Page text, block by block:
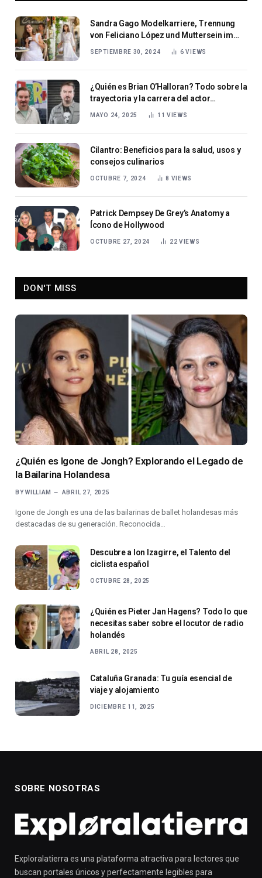
Sandra Gago Modelkarriere, Trennung
von Feliciano López und Muttersein im
SEPTIEMBRE 30, 2024 6VIEWS
¿Quién es Brian O’Halloran? Todo sobre la
trayectoria y la carrera del actor
estadounidense
MAYO 24, 2025 11 VIEWS
Cilantro: Beneficios para la salud, usos y
consejos culinarios
OCTUBRE 7, 2024 8 VIEWS
Patrick Dempsey De Grey’s Anatomy a
Ícono de Hollywood
OCTUBRE 27, 2024 22VIEWS
DON'T MISS
¿Quién es Igone de Jongh? Explorando el Legado de
la Bailarina Holandesa
BY WILLIAM ABRIL 27, 2025
Igone de Jongh es una de las bailarinas de ballet holandesas más
destacadas de su generación. Reconocida…
Descubre a Ion Izagirre, el Talento del
ciclista español
OCTUBRE 28, 2025
¿Quién es Pieter Jan Hagens? Todo lo que
necesitas saber sobre el locutor de radio
holandés
ABRIL 28, 2025
Cataluña Granada: Tu guía esencial de
viaje y alojamiento
DICIEMBRE 11, 2025
SOBRE NOSOTRAS
Exploralatierra es una plataforma atractiva para lectores que
buscan portales únicos y perfectamente legibles para